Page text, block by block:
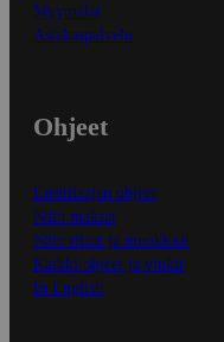
Myymälät
Asiakaspalvelu
Ohjeet
Ensitilaajan ohjeet
Näin maksat
Näin tilaat ja muokkaat
Kaikki ohjeet ja vinkit
In English